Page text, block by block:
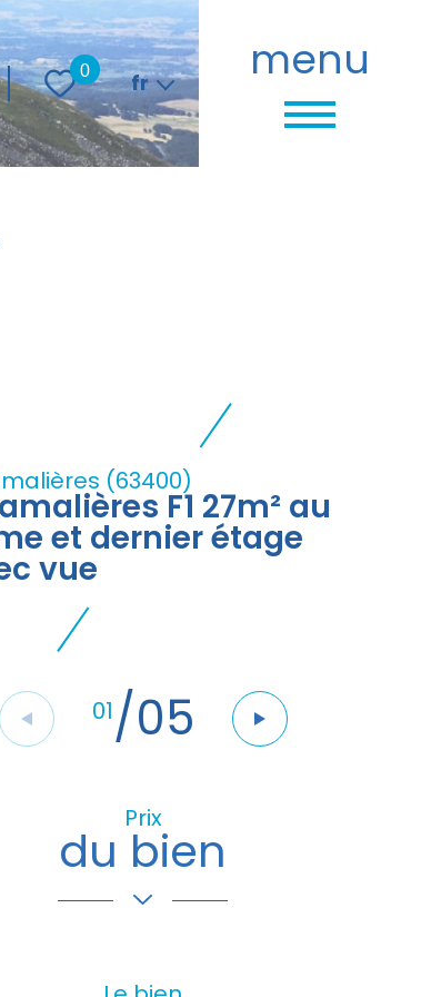
menu
0 Langue
fr
(63400)
F1 27m² au
et dernier étage
vue
01/05
Prix
du bien